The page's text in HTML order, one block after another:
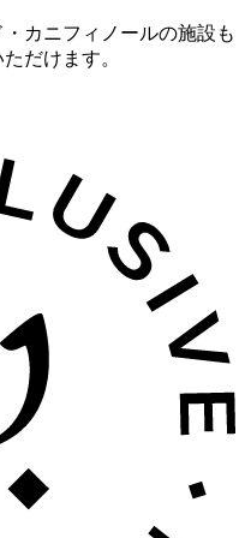
カニフィノールの施設も
だけます。